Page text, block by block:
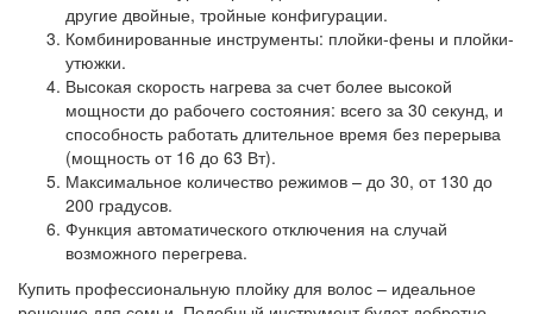
другие двойные, тройные конфигурации.
Комбинированные инструменты: плойки-фены и плойки-
утюжки.
Высокая скорость нагрева за счет более высокой
мощности до рабочего состояния: всего за 30 секунд, и
способность работать длительное время без перерыва
(мощность от 16 до 63 Вт).
Максимальное количество режимов – до 30, от 130 до
200 градусов.
Функция автоматического отключения на случай
возможного перегрева.
Купить профессиональную плойку для волос – идеальное